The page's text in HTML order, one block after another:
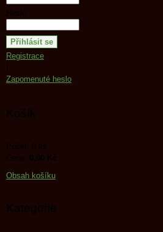
Heslo:
Registrace
Zapomenuté heslo
Košík
Počet: 0 ks
Cena:
0,00 Kč
Obsah košíku
Kategorie